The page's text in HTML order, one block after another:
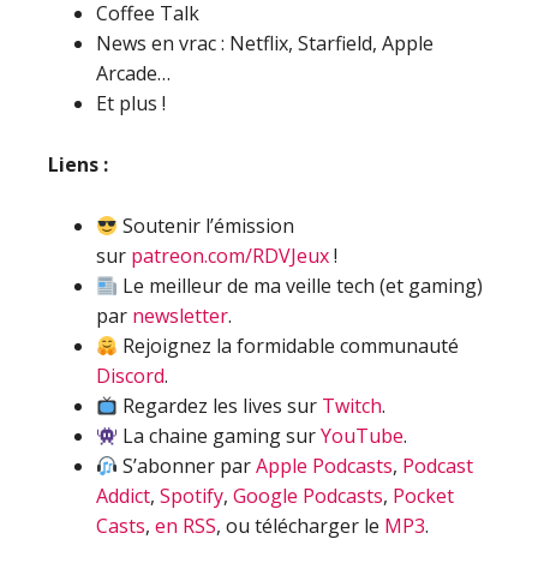
Coffee Talk
News en vrac : Netflix, Starfield, Apple
Arcade…
Et plus !
Liens :
Soutenir l’émission
sur patreon.com/RDVJeux!
Le meilleur de ma veille tech (et gaming)
par newsletter.
Rejoignez la formidable communauté
Discord.
Regardez les lives sur Twitch.
La chaine gaming surYouTube.
S’abonner parApple Podcasts, Podcast
Addict, Spotify, Google Podcasts, Pocket
Casts, en RSS, ou télécharger le MP3.